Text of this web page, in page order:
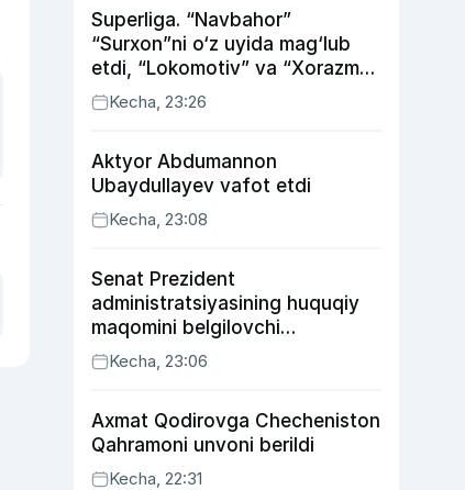
Superliga. “Navbahor”
“Surxon”ni o‘z uyida mag‘lub
etdi, “Lokomotiv” va “Xorazm”
uyda g‘alaba qozondi
Kecha, 23:26
Aktyor Abdu­mannon
Ubaydullayev vafot etdi
Kecha, 23:08
Senat Prezident
administratsiyasining huquqiy
maqomini belgilovchi
konstitutsiyaviy qonunni
ma’qulladi
Kecha, 23:06
Axmat Qodirovga Checheniston
Qahramoni unvoni berildi
Kecha, 22:31